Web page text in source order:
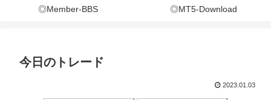
◎Member-BBS ◎MT5-Download
今日のトレード
2023.01.03